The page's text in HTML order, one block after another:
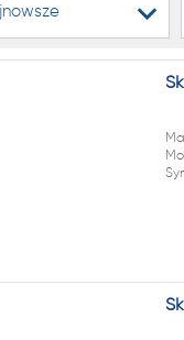
222
i
biegów,